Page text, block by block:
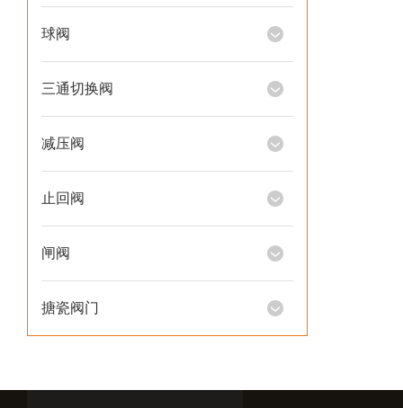
球阀
三通切换阀
减压阀
止回阀
闸阀
搪瓷阀门